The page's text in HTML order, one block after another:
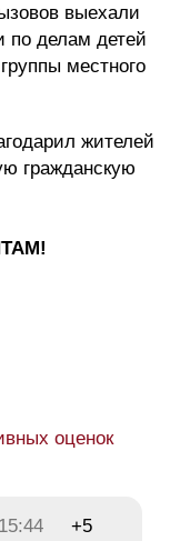
выехали
по делам детей
местного
жителей
гражданскую
оценок
+5